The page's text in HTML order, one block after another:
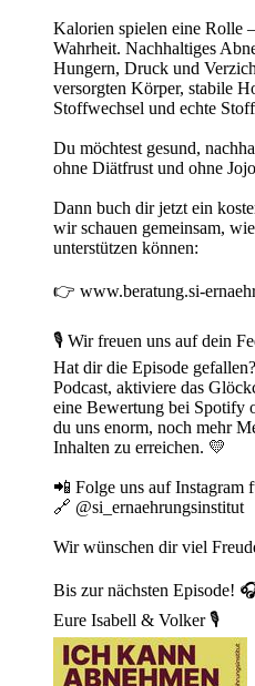
Kalorien spielen eine Rolle
Wahrheit. Nachhaltiges
Hungern, Druck und
versorgten Körper, stabile
Stoffwechsel und echte
Du möchtest gesund,
ohne Diätfrust und ohne
Dann buch dir jetzt ein
wir schauen gemeinsam,
unterstützen können:
👉 www.beratung.si-
🎙 Wir freuen uns auf dein
Hat dir die Episode
Podcast, aktiviere das
eine Bewertung bei Spotify
du uns enorm, noch mehr
Inhalten zu erreichen. 💛
📲 Folge uns auf Instagram
🔗 @si_ernaehrungsinstitut
Wir wünschen dir viel
Bis zur nächsten Episode!
Eure Isabell & Volker 🎙